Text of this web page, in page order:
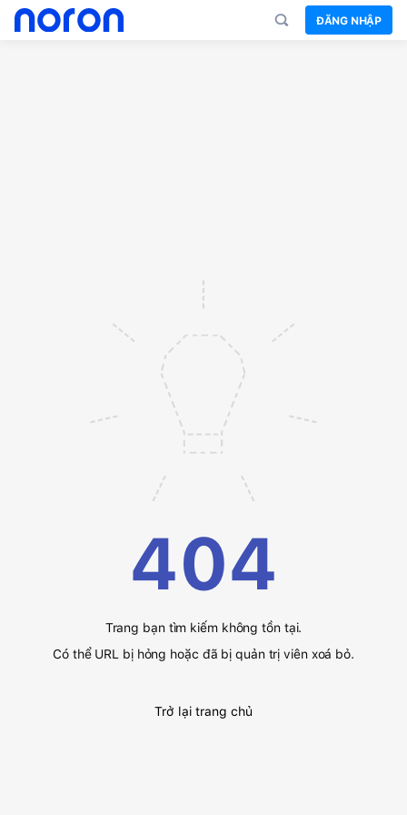
ĐĂNG NHẬP
404
Trang bạn tìm kiếm không tồn tại.
Có thể URL bị hỏng hoặc đã bị quản trị viên xoá bỏ.
Trở lại trang chủ